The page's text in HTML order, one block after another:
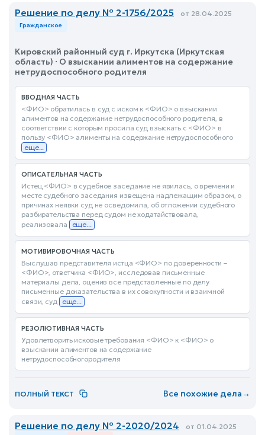
Решение по делу № 2-1756/2025 от 28.04.2025
Гражданское
Кировский районный суд г. Иркутска (Иркутская
область) · О взыскании алиментов на содержание
нетрудоспособного родителя
ВВОДНАЯ ЧАСТЬ
<ФИО> обратилась в суд с иском к <ФИО> о взыскании
алиментов на содержание нетрудоспособного родителя, в
соответствии с которым просила суд взыскать с <ФИО> в
пользу <ФИО> алименты на содержание нетрудоспособного
еще...
ОПИСАТЕЛЬНАЯ ЧАСТЬ
Истец <ФИО> в судебное заседание не явилась, о времени и
месте судебного заседания извещена надлежащим образом, о
причинах неявки суд не осведомила, об отложении судебного
разбирательства перед судом не ходатайствовала,
реализовала
еще...
МОТИВИРОВОЧНАЯ ЧАСТЬ
Выслушав представителя истца <ФИО> по доверенности –
<ФИО>, ответчика <ФИО>, исследовав письменные
материалы дела, оценив все представленные по делу
письменные доказательства в их совокупности и взаимной
связи, суд еще...
РЕЗОЛЮТИВНАЯ ЧАСТЬ
Удовлетворить исковые требования <ФИО> к <ФИО> о
взыскании алиментов на содержание
нетрудоспособногородителя
ПОЛНЫЙ ТЕКСТ Все похожие дела→
Решение по делу № 2-2020/2024 от 01.04.2025